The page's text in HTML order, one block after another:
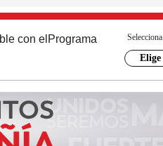
con el Programa
Elige